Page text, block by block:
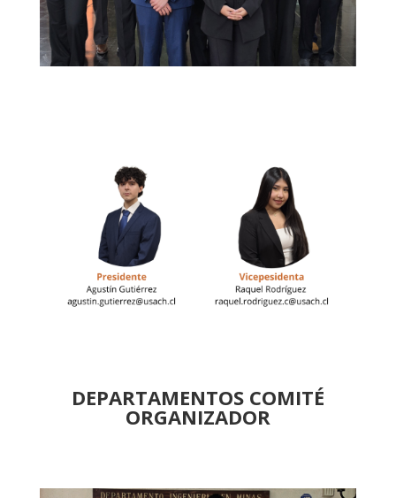
DEPARTAMENTOS COMITÉ
ORGANIZADOR